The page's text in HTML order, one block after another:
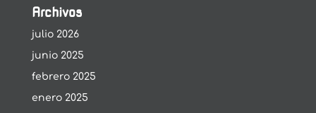
Archivos
julio 2026
junio 2025
febrero 2025
enero 2025